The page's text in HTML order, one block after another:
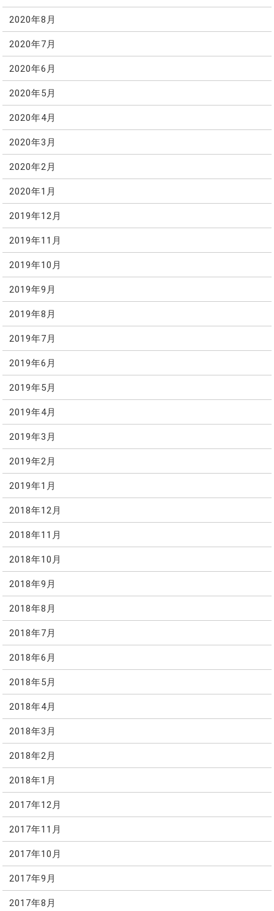
2020年8月
2020年7月
2020年6月
2020年5月
2020年4月
2020年3月
2020年2月
2020年1月
2019年12月
2019年11月
2019年10月
2019年9月
2019年8月
2019年7月
2019年6月
2019年5月
2019年4月
2019年3月
2019年2月
2019年1月
2018年12月
2018年11月
2018年10月
2018年9月
2018年8月
2018年7月
2018年6月
2018年5月
2018年4月
2018年3月
2018年2月
2018年1月
2017年12月
2017年11月
2017年10月
2017年9月
2017年8月